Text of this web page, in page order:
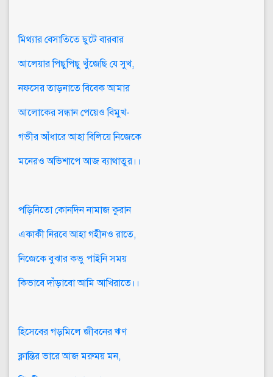
মিথ্যার বেসাতিতে ছুটে বারবার
আলেয়ার পিছুপিছু খুঁজেছি যে সুখ,
নফসের তাড়নাতে বিবেক আমার
আলোকের সন্ধান পেয়েও বিমুখ-
গভীর আঁধারে আহা বিলিয়ে নিজেকে
মনেরও অভিশাপে আজ ব্যাথাতুর।।
পড়িনিতো কোনদিন নামাজ কুরান
একাকী নিরবে আহা গহীনও রাতে,
নিজেকে বুঝার কভু পাইনি সময়
কিভাবে দাঁড়াবো আমি আখিরাতে।।
হিসেবের গড়মিলে জীবনের ঋণ
ক্লান্তির ভারে আজ মরুময় মন,